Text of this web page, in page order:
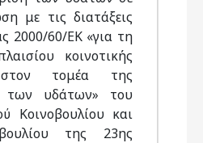
με τις διατάξεις
2000/60/ΕΚ «για τη
κοινοτικής
τομέα της
των υδάτων» του
Κοινοβουλίου και
της 23ης